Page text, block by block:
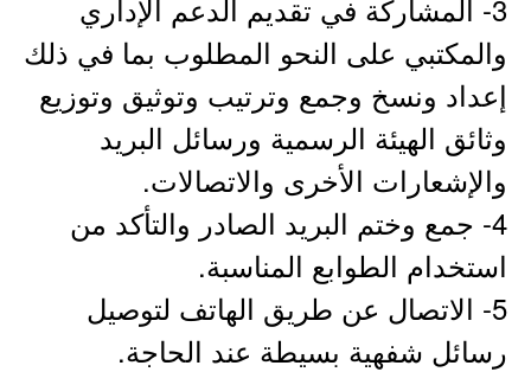
3- المشاركة في تقديم الدعم الإداري
والمكتبي على النحو المطلوب بما في ذلك
إعداد ونسخ وجمع وترتيب وتوثيق وتوزيع
وثائق الهيئة الرسمية ورسائل البريد
والإشعارات الأخرى والاتصالات.
4- جمع وختم البريد الصادر والتأكد من
استخدام الطوابع المناسبة.
5- الاتصال عن طريق الهاتف لتوصيل
رسائل شفهية بسيطة عند الحاجة.